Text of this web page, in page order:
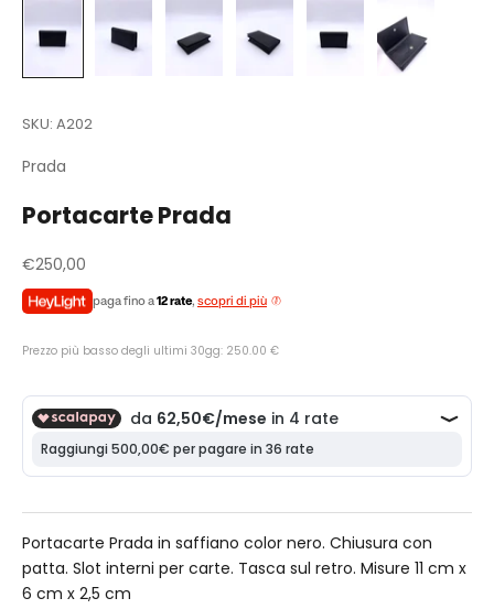
SKU: A202
Prada
Portacarte Prada
Prezzo scontato
€250,00
paga fino a12 rate, scopri di più
Prezzo più basso degli ultimi 30gg: 250.00 €
Portacarte Prada in saffiano color nero. Chiusura con
patta. Slot interni per carte. Tasca sul retro. Misure 11 cm x
6 cm x 2,5 cm